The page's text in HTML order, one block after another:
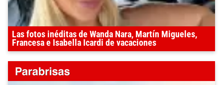
Las fotos inéditas de Wanda Nara, Martín Migueles,
Francesa e Isabella Icardi de vacaciones